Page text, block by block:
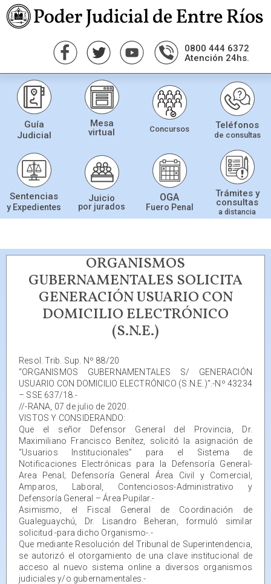
0800 444 6372
Atención 24hs.
Guía
Judicial
Mesa
virtual
Concursos Teléfonos
de consultas
Sentencias
y Expedientes
Juicio
por jurados
OGA
Fuero Penal
Trámites y
consultas
a distancia
ORGANISMOS
GUBERNAMENTALES SOLICITA
GENERACIÓN USUARIO CON
DOMICILIO ELECTRÓNICO
(S.N.E.)
Resol. Trib. Sup. Nº 88/20
“ORGANISMOS GUBERNAMENTALES S/ GENERACIÓN
USUARIO CON DOMICILIO ELECTRÓNICO (S.N.E.)”.-Nº 43234
– SSE 637/18.-
//-RANA, 07 de julio de 2020.
VISTOS Y CONSIDERANDO:
Que el señor Defensor General del Provincia, Dr.
Maximiliano Francisco Benítez, solicitó la asignación de
“Usuarios Institucionales” para el Sistema de
Notificaciones Electrónicas para la Defensoría General-
Area Penal; Defensoría General Área Civil y Comercial,
Amparos, Laboral, Contenciosos-Administrativo y
Defensoría General – Área Pupilar.-
Asimismo, el Fiscal General de Coordinación de
Gualeguaychú, Dr. Lisandro Beheran, formuló similar
solicitud -para dicho Organismo-.-
Que mediante Resolución del Tribunal de Superintendencia,
se autorizó el otorgamiento de una clave institucional de
acceso al nuevo sistema online a diversos organismos
judiciales y/o gubernamentales.-